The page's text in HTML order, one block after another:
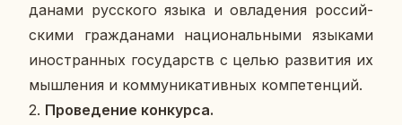
да­на­ми рус­ско­го языка и овла­де­ния рос­сий­
ски­ми граж­да­на­ми на­ци­о­наль­ны­ми язы­ка­ми
ино­стран­ных го­су­дарств с целью раз­ви­тия их
мыш­ле­ния и ком­му­ни­ка­тив­ных ком­пе­тен­ций.
2. Про­ве­де­ние кон­кур­са.